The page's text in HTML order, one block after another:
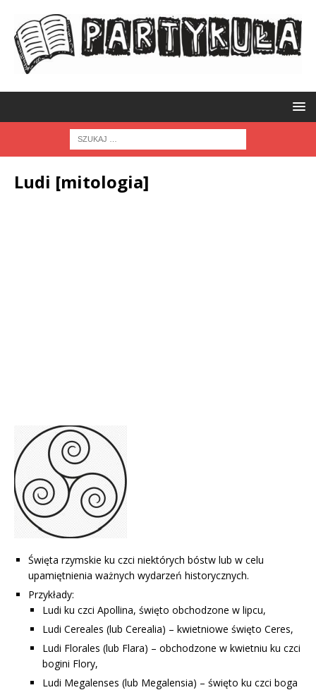
Ludi [mitologia]
Święta rzymskie ku czci niektórych bóstw lub w celu
upamiętnienia ważnych wydarzeń historycznych.
Przykłady:
Ludi ku czci Apollina, święto obchodzone w lipcu,
Ludi Cereales (lub Cerealia) – kwietniowe święto Ceres,
Ludi Florales (lub Flara) – obchodzone w kwietniu ku czci
bogini Flory,
Ludi Megalenses (lub Megalensia) – święto ku czci boga